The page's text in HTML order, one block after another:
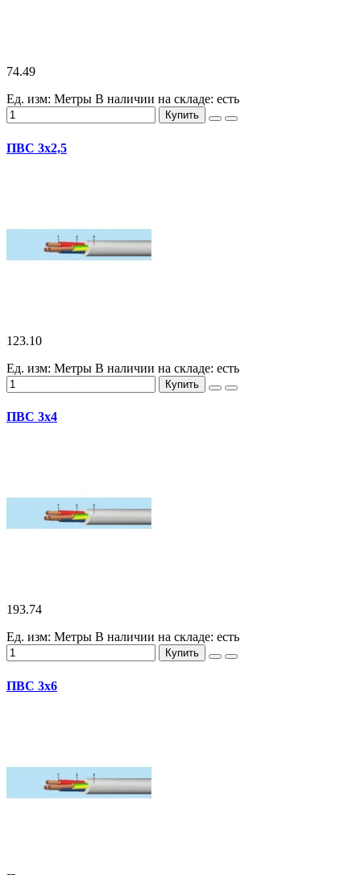
74.49
Ед. изм: Метры В наличии на складе: есть
Купить
ПВС 3х2,5
123.10
Ед. изм: Метры В наличии на складе: есть
Купить
ПВС 3х4
193.74
Ед. изм: Метры В наличии на складе: есть
Купить
ПВС 3х6